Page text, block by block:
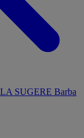
SUGERE Barba